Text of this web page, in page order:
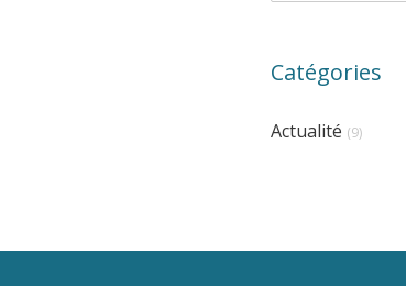
Catégories
Actualité (9)